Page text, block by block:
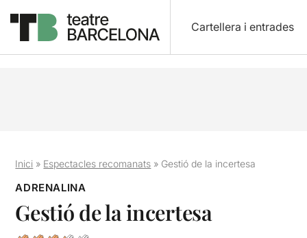
Cartellera i entrades
Inici » Espectacles recomanats » Gestió de la incertesa
ADRENALINA
Gestió de la incertesa